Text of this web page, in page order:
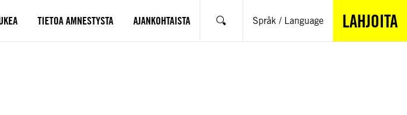
TIETOA AMNESTYSTA AJANKOHTAISTA Hae Språk / Language LAHJOITA